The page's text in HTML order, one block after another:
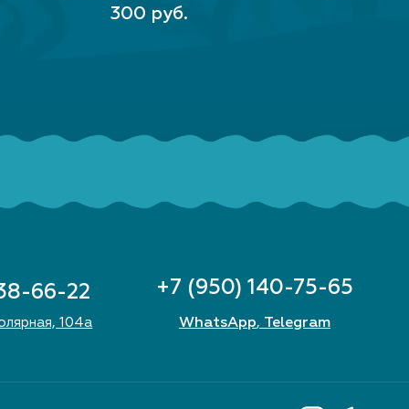
300 руб.
66-22
104а
+7 (950) 140-75-65
WhatsApp, Telegram